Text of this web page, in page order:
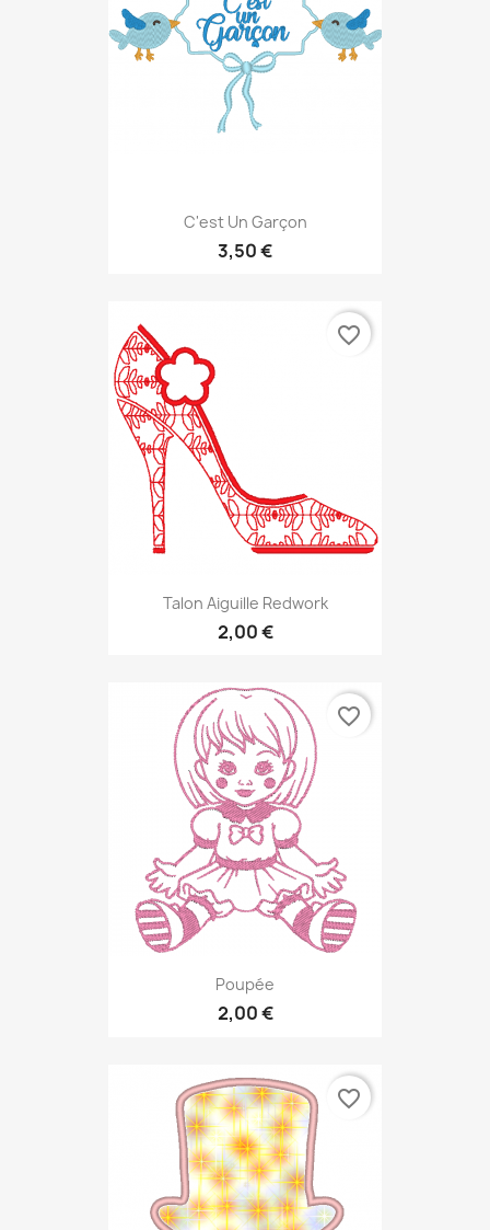
C'est Un Garçon
3,50 €
Talon Aiguille Redwork
2,00 €
favorite_border
Poupée
2,00 €
favorite_border
favorite_border